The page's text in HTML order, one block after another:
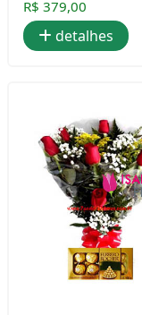
R$ 379,00
detalhes